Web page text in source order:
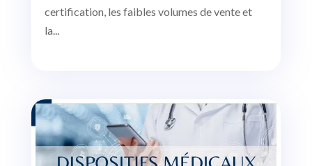
certification, les faibles volumes de vente et
la...